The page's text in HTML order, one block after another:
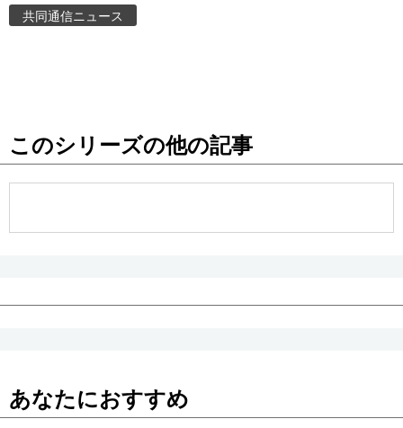
東京
共同通信ニュース
このシリーズの他の記事
あなたにおすすめ